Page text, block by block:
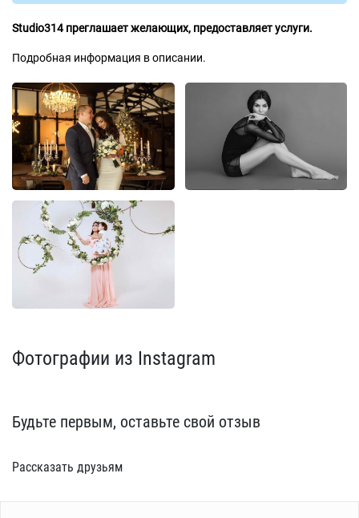
Studio314 преглашает желающих, предоставляет услуги.
Подробная информация в описании.
Фотографии из Instagram
Будьте первым, оставьте свой отзыв
Рассказать друзьям